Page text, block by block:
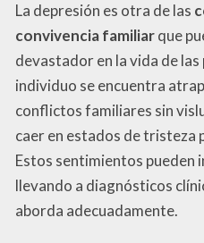
La depresión es otra de las
convivencia familiarque
devastador en la vida de las
individuo se encuentra
conflictos familiares sin
caer en estados de tristeza
Estos sentimientos pueden
llevando a diagnósticos
aborda adecuadamente.